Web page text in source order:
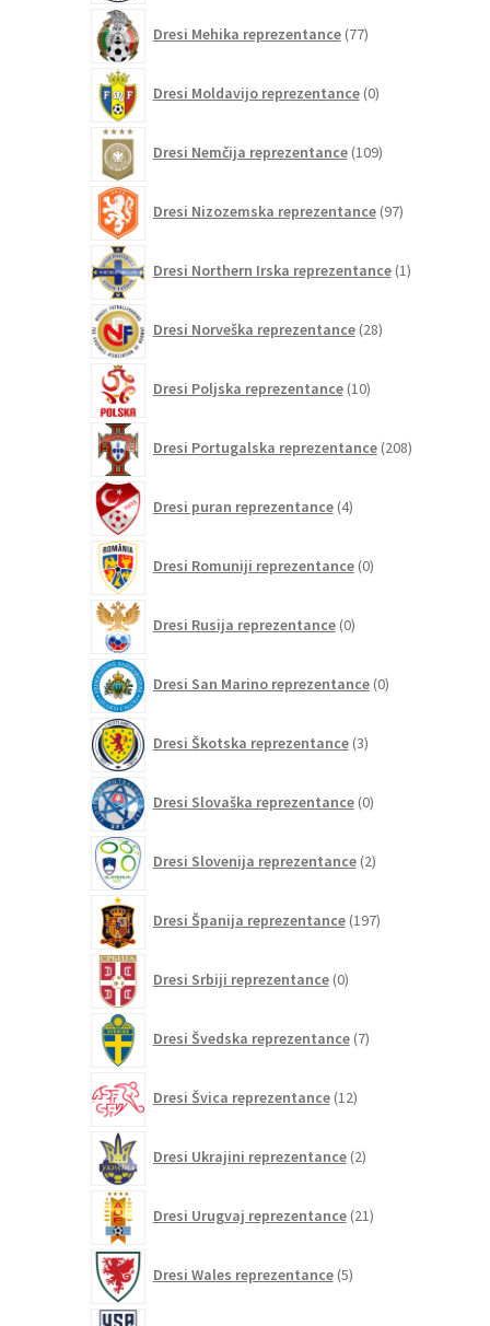
Dresi Mehika reprezentance 77izdelkov
Dresi Moldavijo reprezentance 0izdelkov
Dresi Nemčija reprezentance 109izdelkov
Dresi Nizozemska reprezentance 97izdelkov
Dresi Northern Irska reprezentance 1izdelek
Dresi Norveška reprezentance 28izdelkov
Dresi Poljska reprezentance 10izdelkov
Dresi Portugalska reprezentance 208izdelkov
Dresi puran reprezentance 4izdelki
Dresi Romuniji reprezentance 0izdelkov
Dresi Rusija reprezentance 0izdelkov
Dresi San Marino reprezentance 0izdelkov
Dresi Škotska reprezentance 3izdelki
Dresi Slovaška reprezentance 0izdelkov
Dresi Slovenija reprezentance 2izdelka
Dresi Španija reprezentance 197izdelkov
Dresi Srbiji reprezentance 0izdelkov
Dresi Švedska reprezentance 7izdelkov
Dresi Švica reprezentance 12izdelkov
Dresi Ukrajini reprezentance 2izdelka
Dresi Urugvaj reprezentance 21izdelkov
Dresi Wales reprezentance 5izdelkov